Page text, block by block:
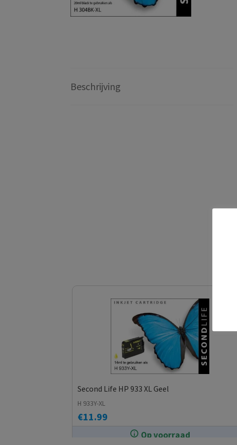
Beschrijving
Op voorraad
Second Life HP 933 XL Geel
€11.99
H 933Y-XL